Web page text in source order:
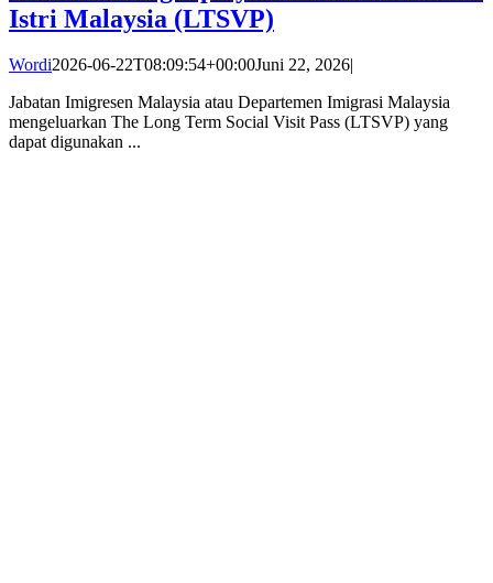
Istri Malaysia (LTSVP)
Wordi2026-06-22T08:09:54+00:00Juni 22, 2026|
Jabatan Imigresen Malaysia atau Departemen Imigrasi Malaysia
mengeluarkan The Long Term Social Visit Pass (LTSVP) yang
dapat digunakan ...